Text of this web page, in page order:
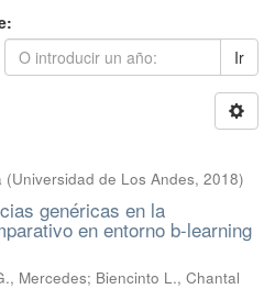
Ir
(Universidad de Los Andes, 2018)
genéricas en la
en entorno b-learning
Mercedes; Biencinto L., Chantal